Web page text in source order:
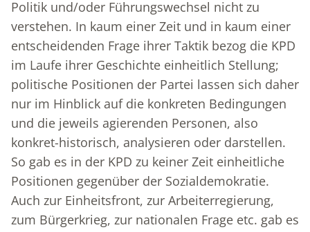
Politik und/oder Führungswechsel nicht zu
verstehen. In kaum einer Zeit und in kaum einer
entscheidenden Frage ihrer Taktik bezog die KPD
im Laufe ihrer Geschichte einheitlich Stellung;
politische Positionen der Partei lassen sich daher
nur im Hinblick auf die konkreten Bedingungen
und die jeweils agierenden Personen, also
konkret-historisch, analysieren oder darstellen.
So gab es in der KPD zu keiner Zeit einheitliche
Positionen gegenüber der Sozialdemokratie.
Auch zur Einheitsfront, zur Arbeiterregierung,
zum Bürgerkrieg, zur nationalen Frage etc. gab es